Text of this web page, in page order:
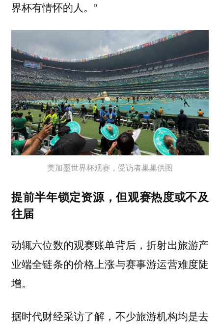
界杯有情怀的人。”
美加墨世界杯观赛，受访者巢巢供图
提前半年锁定资源，但观赛热度或不及
往届
动辄六位数的观赛账单背后，折射出旅游产
业端全链条的价格上涨与赛事游运营难度陡
增。
据时代财经采访了解，不少旅游机构均是去